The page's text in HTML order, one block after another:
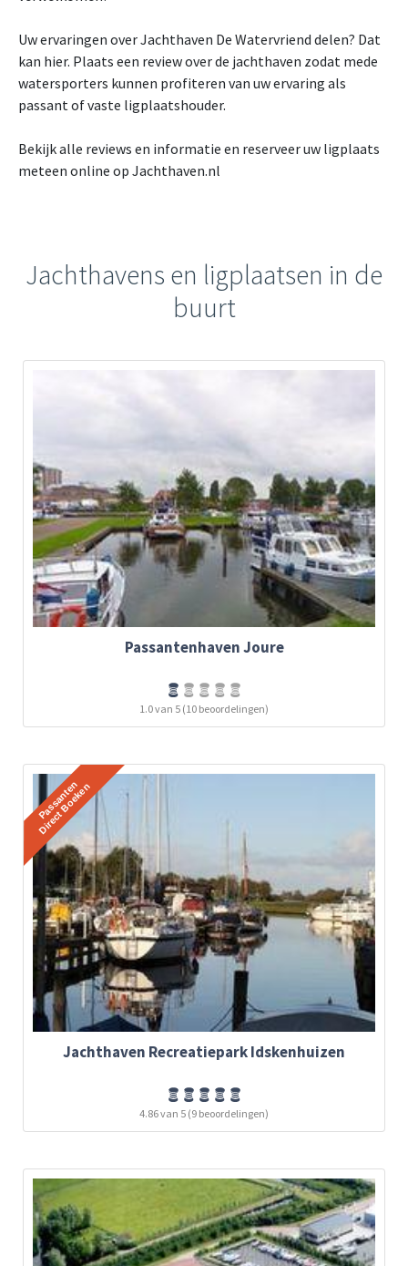
Uw ervaringen over Jachthaven De Watervriend delen? Dat
kan hier. Plaats een review over de jachthaven zodat mede
watersporters kunnen profiteren van uw ervaring als
passant of vaste ligplaatshouder.
Bekijk alle reviews en informatie en reserveer uw ligplaats
meteen online op Jachthaven.nl
Jachthavens en ligplaatsen in de
buurt
Passantenhaven Joure
1.0 van 5 (10 beoordelingen)
Jachthaven Recreatiepark Idskenhuizen
4.86 van 5 (9 beoordelingen)